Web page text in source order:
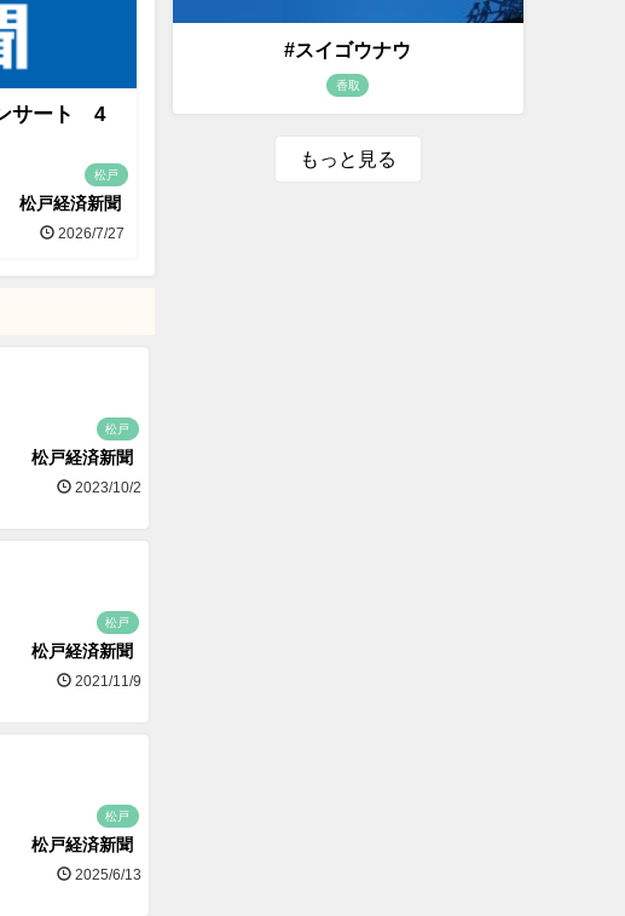
サート 4
松戸
松戸経済新聞
2026/7/27
松戸
松戸経済新聞
2023/10/2
松戸
松戸経済新聞
2021/11/9
松戸
松戸経済新聞
2025/6/13
#スイゴウナウ
香取
もっと見る